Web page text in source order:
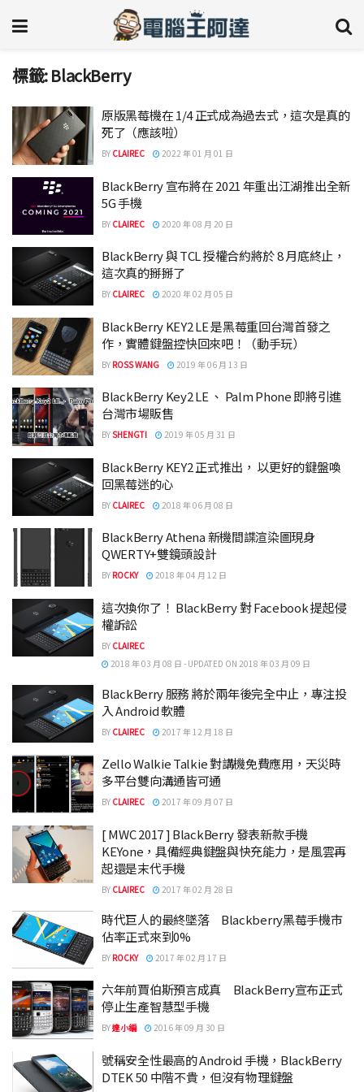
標籤:BlackBerry
原版黑莓機在 1/4 正式成為過去式，這次是真的
死了（應該啦）
BY CLAIREC 2022 年 01 月 01 日
BlackBerry 宣布將在 2021 年重出江湖推出全新
5G 手機
BY CLAIREC 2020 年 08 月 20 日
BlackBerry 與 TCL 授權合約將於 8 月底終止，
這次真的掰掰了
BY CLAIREC 2020 年 02 月 05 日
BlackBerry KEY2 LE 是黑莓重回台灣首發之
作，實體鍵盤控快回來吧！（動手玩）
BY ROSS WANG 2019 年 06 月 13 日
BlackBerry Key2 LE 、 Palm Phone 即將引進
台灣市場販售
BYSHENGTI 2019 年 05 月 31 日
BlackBerry KEY2 正式推出， 以更好的鍵盤喚
回黑莓迷的心
BY CLAIREC 2018 年 06 月 08 日
BlackBerry Athena 新機間諜渲染圖現身
QWERTY+雙鏡頭設計
BY ROCKY 2018 年 04 月 12 日
這次換你了！ BlackBerry 對 Facebook 提起侵
權訴訟
BY CLAIREC
2018 年 03 月 08 日 - UPDATED ON 2018 年 03 月 09 日
BlackBerry 服務 將於兩年後完全中止，專注投
入 Android 軟體
BY CLAIREC 2017 年 12 月 18 日
Zello Walkie Talkie 對講機免費應用，天災時
多平台雙向溝通皆可通
BY CLAIREC 2017 年 09 月 07 日
[ MWC 2017 ] BlackBerry 發表新款手機
KEYone，具備經典鍵盤與快充能力，是風雲再
起還是末代手機
BY CLAIREC 2017 年 02 月 28 日
時代巨人的最終墜落 Blackberry黑莓手機市
佔率正式來到0%
BY ROCKY 2017 年 02 月 17 日
六年前賈伯斯預言成真 BlackBerry宣布正式
停止生產智慧型手機
BY達小編 2016 年 09 月 30 日
號稱安全性最高的 Android 手機，BlackBerry
DTEK 50 中階不貴，但沒有物理鍵盤